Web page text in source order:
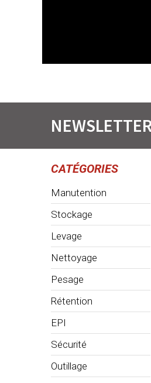
CATÉGORIES
Manutention
Stockage
Levage
Nettoyage
Pesage
Rétention
EPI
Sécurité
Outillage